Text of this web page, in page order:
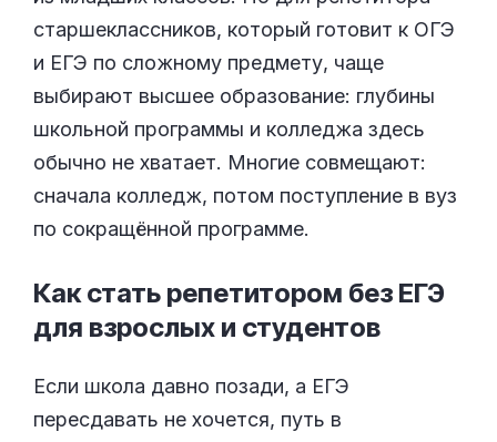
старшеклассников, который готовит к ОГЭ
и ЕГЭ по сложному предмету, чаще
выбирают высшее образование: глубины
школьной программы и колледжа здесь
обычно не хватает. Многие совмещают:
сначала колледж, потом поступление в вуз
по сокращённой программе.
Как стать репетитором без ЕГЭ
для взрослых и студентов
Если школа давно позади, а ЕГЭ
пересдавать не хочется, путь в